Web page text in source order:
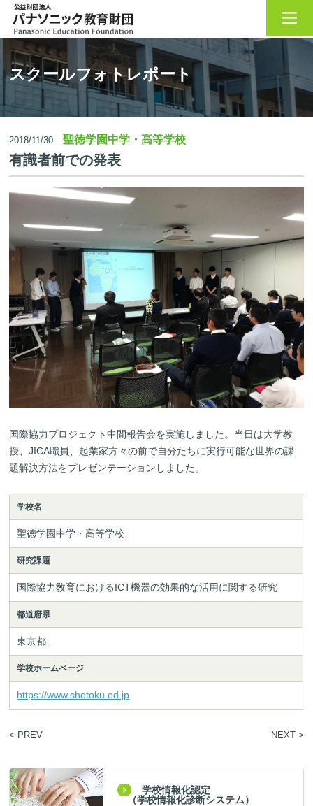
Home>スクールフォトレポート
スクールフォトレポート
2018/11/30 聖徳学園中学・高等学校
有識者前での発表
国際協力プロジェクト中間報告会を実施しました。当日は大学教
授、JICA職員、起業家方々の前で自分たちに実行可能な世界の課
題解決方法をプレゼンテーションしました。
学校名
聖徳学園中学・高等学校
研究課題
国際協力敎育におけるICT機器の効果的な活用に関する研究
都道府県
東京都
学校ホームページ
https://www.shotoku.ed.jp
< PREV NEXT >
学校情報化認定
（学校情報化診断システム）